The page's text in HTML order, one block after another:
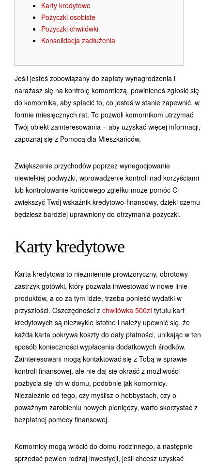
Karty kredytowe
Pożyczki osobiste
Pożyczki chwilówki
Konsolidacja zadłużenia
Jeśli jesteś zobowiązany do zapłaty wynagrodzenia i
narażasz się na kontrolę komorniczą, powinieneś zgłosić się
do komornika, aby spłacić to, co jesteś w stanie zapewnić, w
formie miesięcznych rat. To pozwoli komornikom utrzymać
Twój obiekt zainteresowania – aby uzyskać więcej informacji,
zapoznaj się z Pomocą dla Mieszkańców.
Zwiększenie przychodów poprzez wynegocjowanie
niewielkiej podwyżki, wprowadzenie kontroli nad korzyściami
lub kontrolowanie końcowego zgiełku może pomóc Ci
zwiększyć Twój wskaźnik kredytowo-finansowy, dzięki czemu
będziesz bardziej uprawniony do otrzymania pożyczki.
Karty kredytowe
Karta kredytowa to niezmiennie prowizoryczny, obrotowy
zastrzyk gotówki, który pozwala inwestować w nowe linie
produktów, a co za tym idzie, trzeba ponieść wydatki w
przyszłości. Oszczędności z chwilówka 500zł tytułu kart
kredytowych są niezwykle istotne i należy upewnić się, że
każda karta pokrywa koszty do daty płatności, unikając w ten
sposób konieczności wypłacenia dodatkowych środków.
Zainteresowani mogą kontaktować się z Tobą w sprawie
kontroli finansowej, ale nie daj się okraść z możliwości
pozbycia się ich w domu, podobnie jak komornicy.
Niezależnie od tego, czy myślisz o hobbystach, czy o
poważnym zarobieniu nowych pieniędzy, warto skorzystać z
bezpłatnej pomocy finansowej.
Komornicy mogą wrócić do domu rodzinnego, a następnie
sprzedać pewien rodzaj inwestycji, jeśli chcesz uzyskać